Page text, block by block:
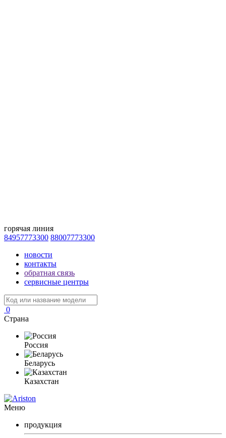
горячая линия
84957773300 88007773300
новости
контакты
обратная связь
сервисные центры
0
Страна
Россия
Беларусь
Казахстан
Меню
продукция